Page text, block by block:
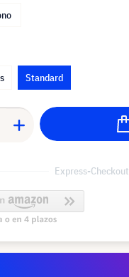
Standard
Express-Checkout